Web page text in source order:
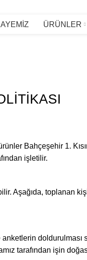
ÜRÜNLER
Bahçeşehir 1.
işletilir.
Aşağıda, toplanan
tarafından işin